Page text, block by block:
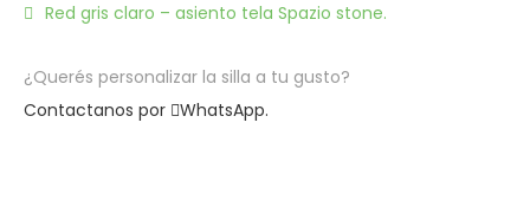
Red gris claro – asiento tela Spazio stone.
¿Querés personalizar la silla a tu gusto?
Contactanos por WhatsApp.